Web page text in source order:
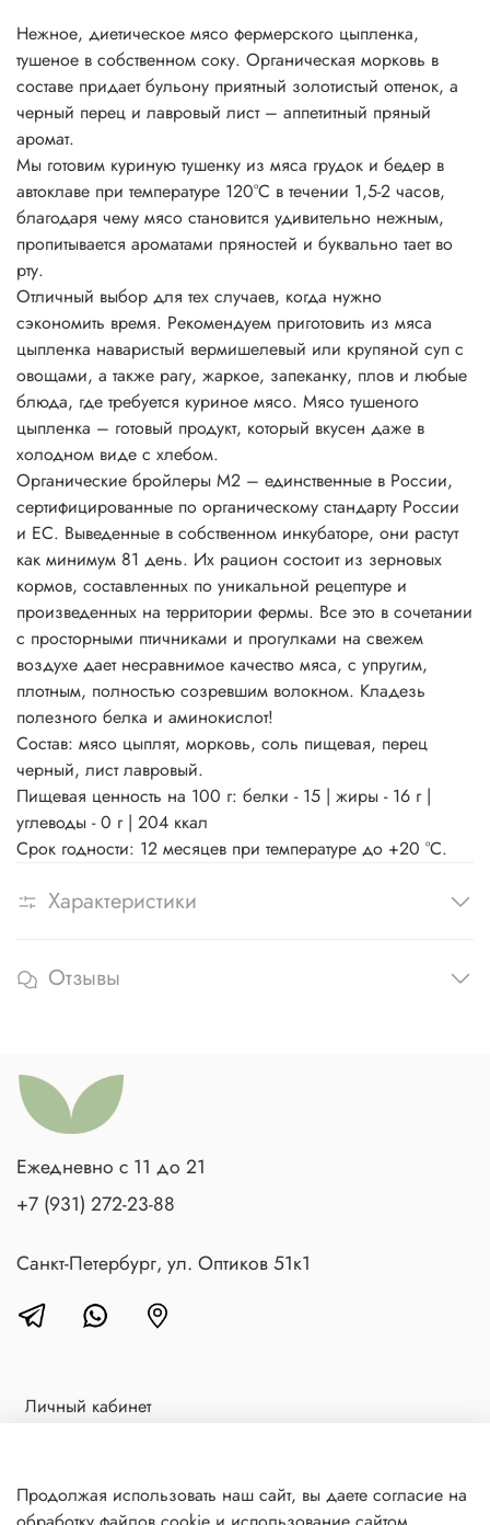
Нежное, диетическое мясо фермерского цыпленка,
тушеное в собственном соку. Органическая морковь в
составе придает бульону приятный золотистый оттенок, а
черный перец и лавровый лист – аппетитный пряный
аромат.
Мы готовим куриную тушенку из мяса грудок и бедер в
автоклаве при температуре 120°С в течении 1,5-2 часов,
благодаря чему мясо становится удивительно нежным,
пропитывается ароматами пряностей и буквально тает во
рту.
Отличный выбор для тех случаев, когда нужно
сэкономить время. Рекомендуем приготовить из мяса
цыпленка наваристый вермишелевый или крупяной суп с
овощами, а также рагу, жаркое, запеканку, плов и любые
блюда, где требуется куриное мясо. Мясо тушеного
цыпленка – готовый продукт, который вкусен даже в
холодном виде с хлебом.
Органические бройлеры М2 – единственные в России,
сертифицированные по органическому стандарту России
и ЕС. Выведенные в собственном инкубаторе, они растут
как минимум 81 день. Их рацион состоит из зерновых
кормов, составленных по уникальной рецептуре и
произведенных на территории фермы. Все это в сочетании
с просторными птичниками и прогулками на свежем
воздухе дает несравнимое качество мяса, с упругим,
плотным, полностью созревшим волокном. Кладезь
полезного белка и аминокислот!
Состав: мясо цыплят, морковь, соль пищевая, перец
черный, лист лавровый.
Пищевая ценность на 100 г: белки - 15 | жиры - 16 г |
углеводы - 0 г | 204 ккал
Срок годности: 12 месяцев при температуре до +20 °C.
Характеристики
Отзывы
Личный кабинет
Блог
Ежедневно с 11 до 21
+7 (931) 272-23-88
Санкт-Петербург, ул. Оптиков 51к1
Продолжая использовать наш сайт, вы даете согласие на